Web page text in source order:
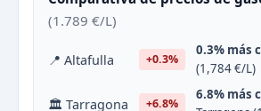
(1.789 €/L)
📍 Altafulla +0.3%
0.3% más
(1,784 €/L)
🏛 Tarragona +6.8%
6.8% más